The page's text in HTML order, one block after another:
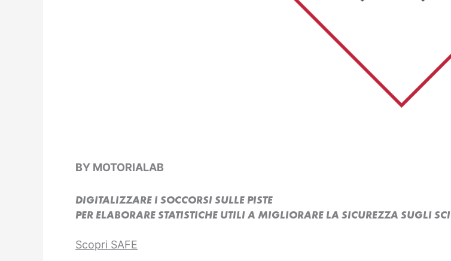
BY MOTORIALAB
DIGITALIZZARE I SOCCORSI SULLE PISTE
PER ELABORARE STATISTICHE UTILI A MIGLIORARE LA SICUREZZA SUGLI SCI
Scopri SAFE